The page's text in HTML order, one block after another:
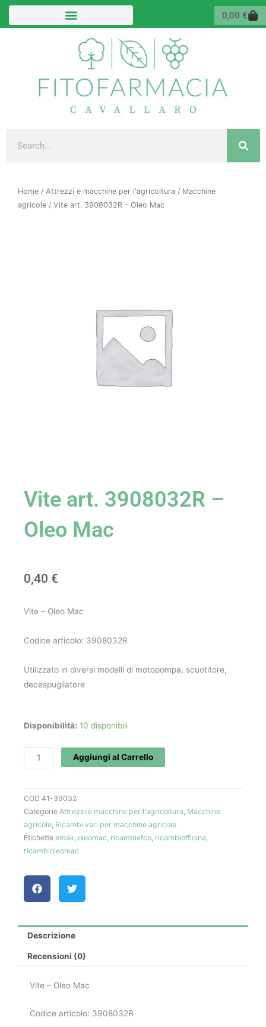
Vai
0,00 €
Home / Attrezzi e macchine per l'agricoltura / Macchine
agricole / Vite art. 3908032R – Oleo Mac
Vite art. 3908032R –
Oleo Mac
0,40 €
Vite – Oleo Mac
Codice articolo: 3908032R
Utilizzato in diversi modelli di motopompa, scuotitore,
decespugliatore
Disponibilità: 10 disponibili
Vite
3908032R
-
Mac
quantità
Aggiungi al Carrello
COD 41-39032
Categorie Attrezzi e macchine per l'agricoltura, Macchine
agricole, Ricambi vari per macchine agricole
Etichette emak, oleomac, ricambiefco, ricambiofficina,
ricambioleomac
Descrizione
Recensioni (0)
Vite – Oleo Mac
Codice articolo: 3908032R